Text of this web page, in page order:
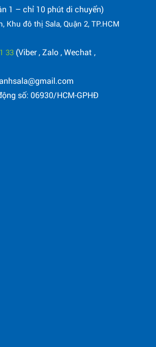
1 – chỉ 10 phút di chuyển)
Khu đô thị Sala, Quận 2, TP.HCM
33(Viber , Zalo , Wechat ,
số: 06930/HCM-GPHĐ